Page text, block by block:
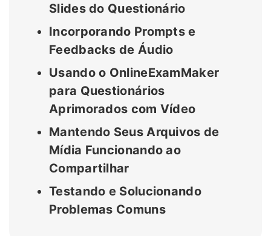
Slides do Questionário
Incorporando Prompts e
Feedbacks de Áudio
Usando o OnlineExamMaker
para Questionários
Aprimorados com Vídeo
Mantendo Seus Arquivos de
Mídia Funcionando ao
Compartilhar
Testando e Solucionando
Problemas Comuns